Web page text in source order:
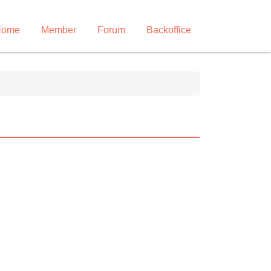
Member Forum Backoffice